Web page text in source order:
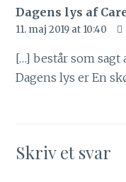
Dagens lys af
11. maj 2019 at 10:40
[…] består som sagt
Dagens lys er En
Skriv et svar